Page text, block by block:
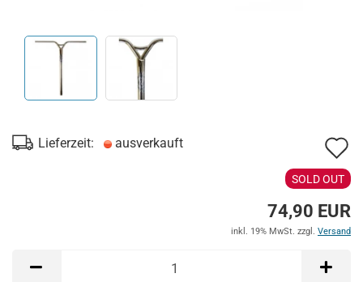
Lieferzeit: ausverkauft
SOLD OUT
74,90 EUR
inkl. 19% MwSt. zzgl. Versand